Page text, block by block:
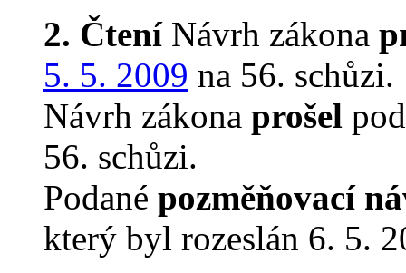
2. ČteníNávrh zákona
5. 5. 2009 na 56. schůzi.
Návrh zákona prošel
56. schůzi.
Podané pozměňovací
který byl rozeslán 6. 5.